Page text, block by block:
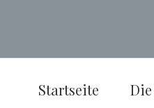
Startseite